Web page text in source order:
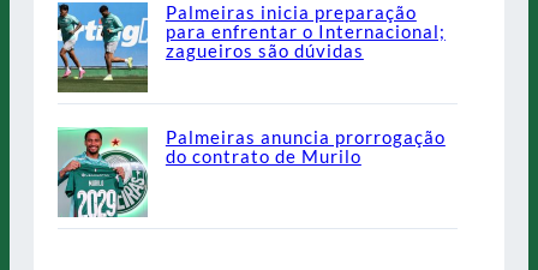
Palmeiras inicia preparação
para enfrentar o Internacional;
zagueiros são dúvidas
Palmeiras anuncia prorrogação
do contrato de Murilo